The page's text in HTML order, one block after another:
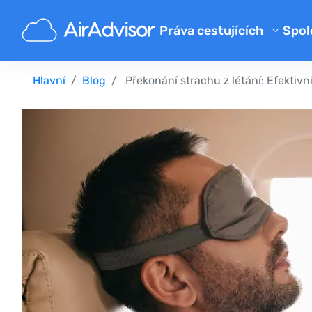
Práva cestujících
Kalkulačka kompenzace
Kompenzace zpožděného letu
Náhrada za zpožděné nebo
Kompenzace za odepřený
Aerolinky
Stížnosti na letecké
Štrajk leteckej spoločnosti
Předpisy
O
Hlavní Blog Překonání strachu z létání: